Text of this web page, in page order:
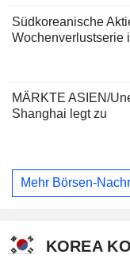
Südkoreanische
Wochenverlustserie
MÄRKTE ASIEN/
Shanghai legt zu
Mehr Börsen-
KOREA